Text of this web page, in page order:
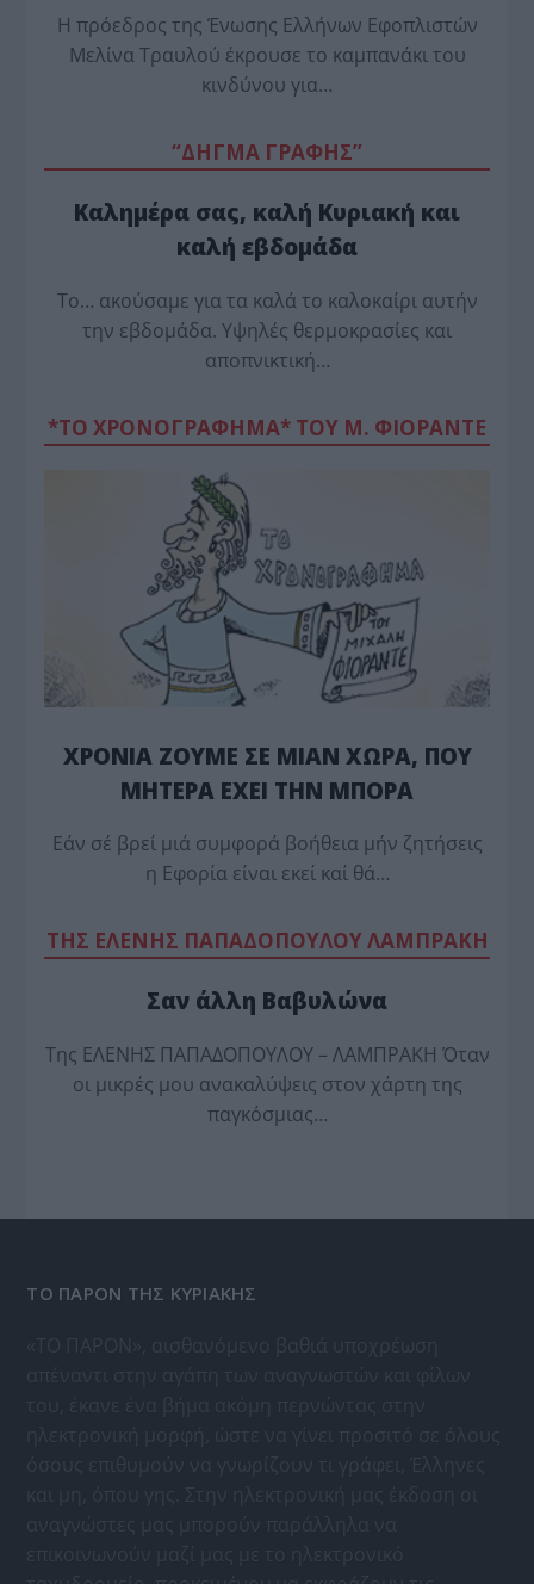
Η πρόεδρος της Ένωσης Ελλήνων Εφοπλιστών
Μελίνα Τραυλού έ­κρουσε το καμπανάκι του
κινδύνου για…
“ΔΗΓΜΑ ΓΡΑΦΗΣ”
Καλημέρα σας, καλή Κυριακή και
καλή εβδομάδα
Το… ακούσαμε για τα καλά το καλοκαίρι αυτήν
την εβδομάδα. Υψηλές θερμοκρασίες και
αποπνικτική…
*ΤΟ ΧΡΟΝΟΓΡΑΦΗΜΑ* ΤΟΥ Μ. ΦΙΟΡΆΝΤΕ
ΧΡΟΝΙΑ ΖΟΥΜΕ ΣΕ ΜΙΑΝ ΧΩΡΑ, ΠΟΥ
ΜΗΤΕΡΑ ΕΧΕΙ ΤΗΝ ΜΠΟΡΑ
Εάν σέ βρεί μιά συμφορά βοήθεια μήν ζητήσεις
η Εφορία είναι εκεί καί θά…
TΗΣ ΕΛΕΝΗΣ ΠΑΠΑΔΟΠΟΥΛΟΥ ΛΑΜΠΡΑΚΗ
Σαν άλλη Βαβυλώνα
Της ΕΛΕΝΗΣ ΠΑΠΑΔΟΠΟΥΛΟΥ – ΛΑΜΠΡΑΚΗ Όταν
οι μικρές μου ανακαλύψεις στον χάρτη της
παγκόσμιας…
ΤΟ ΠΑΡΟΝ ΤΗΣ ΚΥΡΙΑΚΗΣ